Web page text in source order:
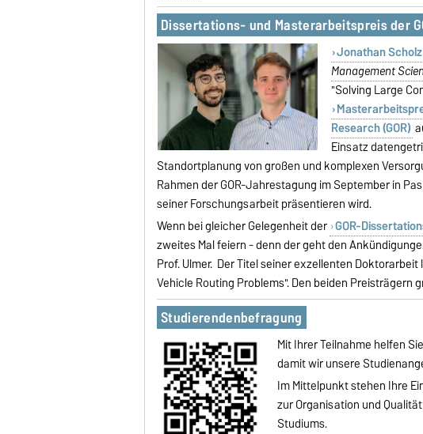
Dissertations- und Masterarbeitspreis der
Jonathan Scholz
Management
"Solving Large
Research (GOR)
Einsatz
Standortplanung von großen und komplexen
Rahmen der GOR-Jahrestagung im September in
seiner Forschungsarbeit präsentieren wird.
Wenn bei gleicher Gelegenheit der GOR-
zweites Mal feiern - denn der geht den
Prof. Ulmer. Der Titel seiner exzellenten
Vehicle Routing Problems". Den beiden Preisträgern
Studierendenbefragung
Mit Ihrer Teilnahme helfen
damit wir unsere
Im Mittelpunkt stehen Ihre
zur Organisation und
Studiums.